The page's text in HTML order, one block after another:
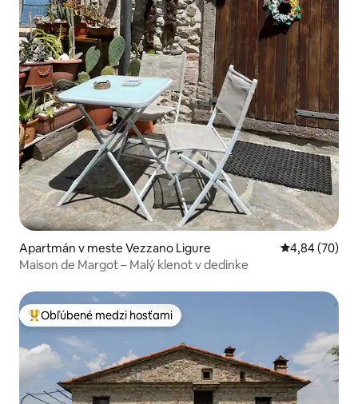
Apartmán v meste Vezzano Ligure Priemerné
4,84 (70)
Maison de Margot – Malý klenot v dedinke
Najobľúbenejšie medzi hosťami
Obľúbené medzi hosťami